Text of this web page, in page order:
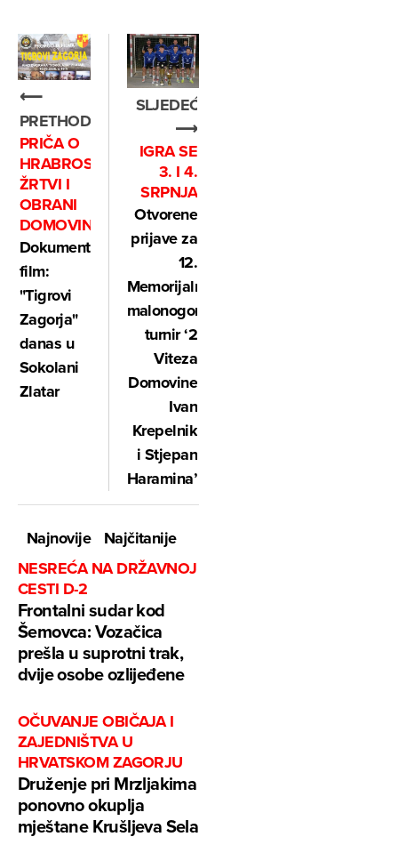
⟵
PRETHODNO
PRIČA O
HRABROSTI,
ŽRTVI I
OBRANI
DOMOVINE
Dokumentarni
film:
"Tigrovi
Zagorja"
danas u
Sokolani
Zlatar
SLJEDEĆE
⟶
IGRA SE
3. I 4.
SRPNJA
Otvorene
prijave za
12.
Memorijalni
malonogometni
turnir ‘2
Viteza
Domovine
Ivan
Krepelnik
i Stjepan
Haramina’
Najnovije
Najčitanije
NESREĆA NA DRŽAVNOJ
CESTI D-2
Frontalni sudar kod
Šemovca: Vozačica
prešla u suprotni trak,
dvije osobe ozlijeđene
OČUVANJE OBIČAJA I
ZAJEDNIŠTVA U
HRVATSKOM ZAGORJU
Druženje pri Mrzljakima
ponovno okuplja
mještane Krušljeva Sela